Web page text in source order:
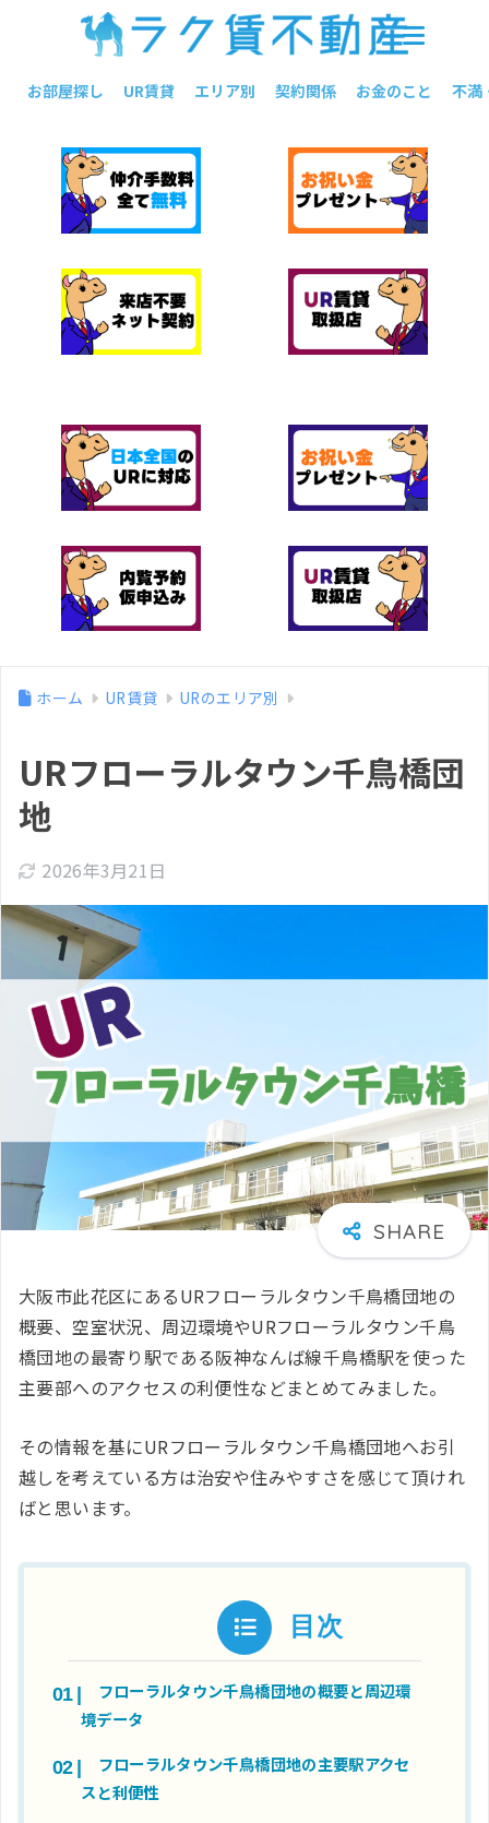
お部屋探し UR賃貸 エリア別 契約関係 お金のこと 不満
ホーム UR賃貸 URのエリア別
URフローラルタウン千鳥橋団
地
2026年3月21日
大阪市此花区にあるURフローラルタウン千鳥橋団地の
概要、空室状況、周辺環境やURフローラルタウン千鳥
橋団地の最寄り駅である阪神なんば線千鳥橋駅を使った
主要部へのアクセスの利便性などまとめてみました。
その情報を基にURフローラルタウン千鳥橋団地へお引
越しを考えている方は治安や住みやすさを感じて頂けれ
ばと思います。
目次
フローラルタウン千鳥橋団地の概要と周辺環
境データ
フローラルタウン千鳥橋団地の主要駅アクセ
スと利便性